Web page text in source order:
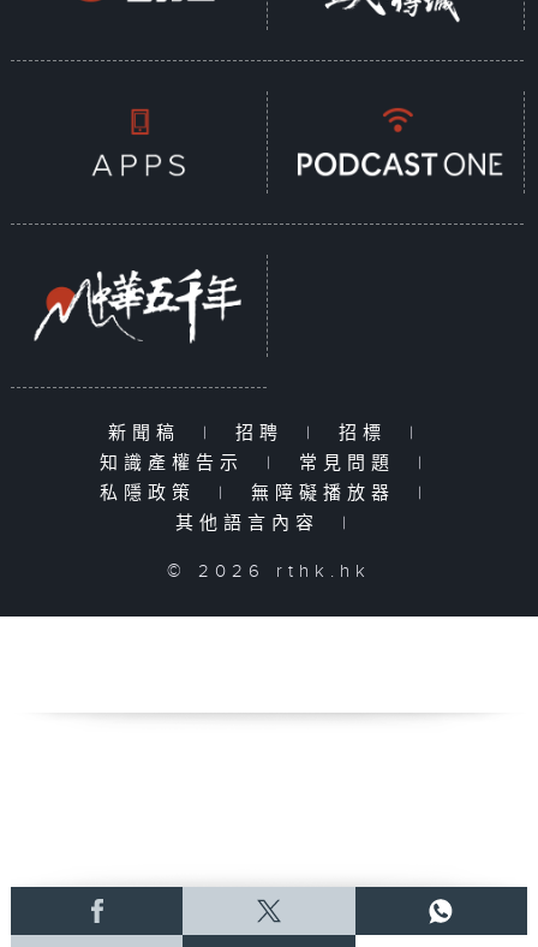
新聞稿 | 招聘 | 招標
|
知識產權告示
| 常見問題
|
私隱政策
| 無障礙播放器
|
其他語言內容
|
© 2026 rthk.hk